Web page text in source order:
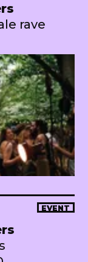
rave
EVENT